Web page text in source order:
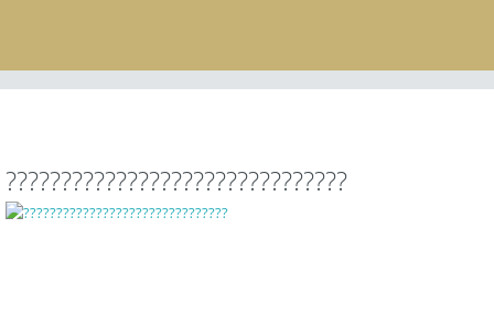
???????????????????????????????